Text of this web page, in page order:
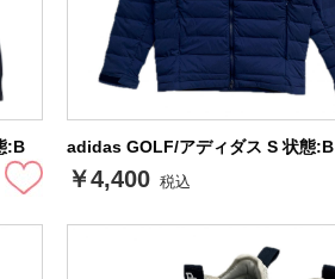
:B adidas GOLF/アディダス S 状態:B
￥4,400 税込